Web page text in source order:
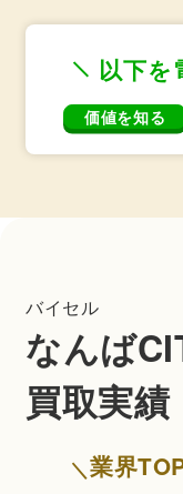
以下を
価値を知る
バイセル
なんば
買取実績
業界